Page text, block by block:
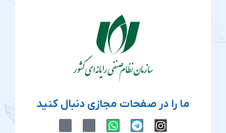
ما را در صفحات مجازی دنبال کنید
n
e
h